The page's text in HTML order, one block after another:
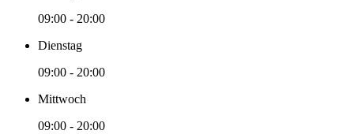
09:00 - 20:00
Dienstag
09:00 - 20:00
Mittwoch
09:00 - 20:00